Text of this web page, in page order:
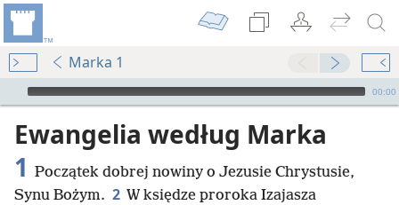
Marka 1
Audio Player
00:00
Ewangelia według Marka
1 Początek dobrej nowiny o Jezusie Chrystusie,
Synu Bożym. 2 W księdze proroka Izajasza